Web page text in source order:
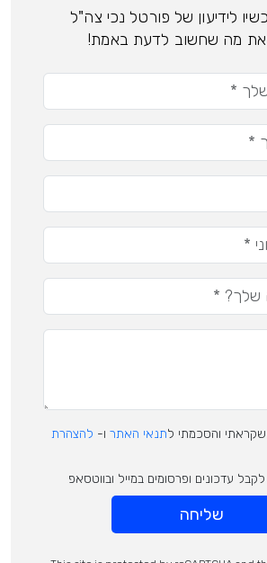
לידיעון של פורטל נכי צה"ל
את מה שחשוב לדעת באמת!
והסכמתי לתנאי האתר ו- להצהרת
עדכונים ופרסומים במייל ובווטסאפ
שליחה